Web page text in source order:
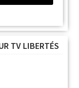
TV LIBERTÉS